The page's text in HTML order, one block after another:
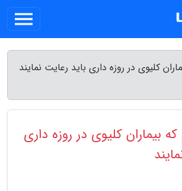
کلیوی در روزه داری باید رعایت نمایند
که بیماران کلیوی در روزه داری